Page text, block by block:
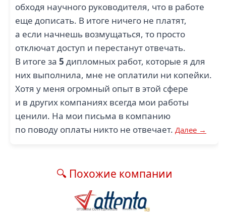
обходя научного руководителя, что в работе
еще дописать. В итоге ничего не платят,
а если начнешь возмущаться, то просто
отключат доступ и перестанут отвечать.
В итоге за 5 дипломных работ, которые я для
них выполнила, мне не оплатили ни копейки.
Хотя у меня огромный опыт в этой сфере
и в других компаниях всегда мои работы
ценили. На мои письма в компанию
по поводу оплаты никто не отвечает. Далее →
🔍 Похожие компании